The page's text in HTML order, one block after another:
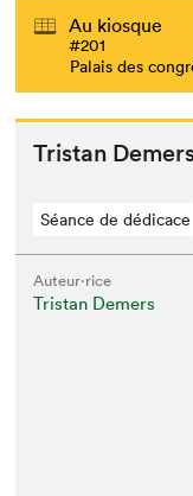
Au kiosque
#201
Palais des
Tris­tan
Séance de dédicace
Auteur·rice
Tristan Demers